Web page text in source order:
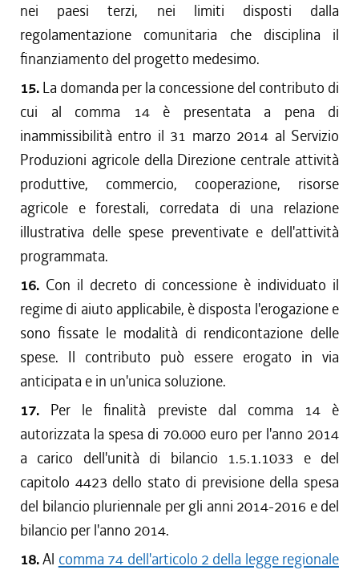
nei paesi terzi, nei limiti disposti dalla
regolamentazione comunitaria che disciplina il
finanziamento del progetto medesimo.
15. La domanda per la concessione del contributo di
cui al comma 14 è presentata a pena di
inammissibilità entro il 31 marzo 2014 al Servizio
Produzioni agricole della Direzione centrale attività
produttive, commercio, cooperazione, risorse
agricole e forestali, corredata di una relazione
illustrativa delle spese preventivate e dell'attività
programmata.
16. Con il decreto di concessione è individuato il
regime di aiuto applicabile, è disposta l'erogazione e
sono fissate le modalità di rendicontazione delle
spese. Il contributo può essere erogato in via
anticipata e in un'unica soluzione.
17. Per le finalità previste dal comma 14 è
autorizzata la spesa di 70.000 euro per l'anno 2014
a carico dell'unità di bilancio 1.5.1.1033 e del
capitolo 4423 dello stato di previsione della spesa
del bilancio pluriennale per gli anni 2014-2016 e del
bilancio per l'anno 2014.
18.Al comma 74 dell'articolo 2 della legge regionale